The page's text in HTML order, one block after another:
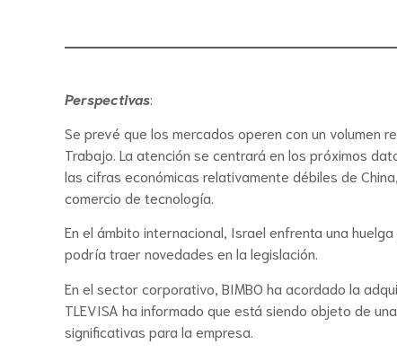
Perspectivas:
Se prevé que los mercados operen con un volumen
Trabajo. La atención se centrará en los próximos
las cifras económicas relativamente débiles de
comercio de tecnología.
En el ámbito internacional, Israel enfrenta una
podría traer novedades en la legislación.
En el sector corporativo, BIMBO ha acordado la
TLEVISA ha informado que está siendo objeto de
significativas para la empresa.